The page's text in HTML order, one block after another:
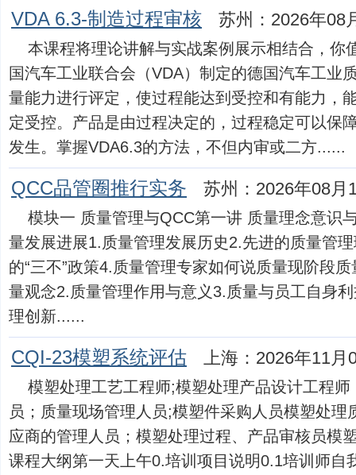
VDA 6.3-制造过程审核 苏州：2026年08
本课程将理论讲解与实战案例展示相结合，你
国汽车工业联合会（VDA）制定的德国汽车工业
量能力进行评定，使过程能达到受控和有能力，
定受控。产品是由过程决定的，过程稳定可以保
发生。掌握VDA6.3的方法，不但内审或二方......
QCC品管圈推行实务 苏州：2026年08月
模块一 质量管理与QCC第一讲 质量理念意识
量发展进展1.质量管理发展历史2.先进的质量管
的“三不”政策4.质量管理专家如何说质量现阶段
量观念2.质量管理作用与意义3.质量与员工自身
理创新......
CQI-23模塑系统评估 上海：2026年11月
模塑处理工艺工程师;模塑处理产品设计工程
员；质量现场管理人员;模塑件采购人员模塑处理
应商的管理人员；模塑处理过程、产品审核员模
课程大纲第一天上午0.培训项目说明0.1培训师自